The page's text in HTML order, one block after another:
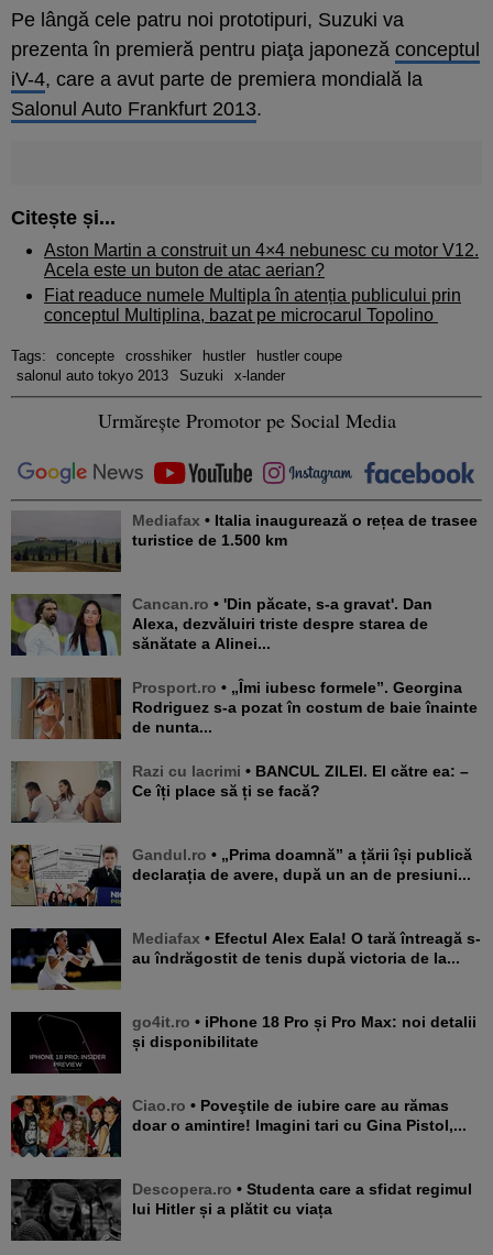
Pe lângă cele patru noi prototipuri, Suzuki va
prezenta în premieră pentru piaţa japoneză conceptul
iV-4, care a avut parte de premiera mondială la
Salonul Auto Frankfurt 2013.
Citește și...
Aston Martin a construit un 4×4 nebunesc cu motor V12.
Acela este un buton de atac aerian?
Fiat readuce numele Multipla în atenția publicului prin
conceptul Multiplina, bazat pe microcarul Topolino
Tags: concepte crosshiker hustler
hustler coupe
salonul auto tokyo 2013
Suzuki x-lander
Urmărește Promotor pe Social Media
Mediafax • Italia inaugurează o rețea de trasee
turistice de 1.500 km
Cancan.ro • 'Din păcate, s-a gravat'. Dan
Alexa, dezvăluiri triste despre starea de
sănătate a Alinei...
Prosport.ro • „Îmi iubesc formele”. Georgina
Rodriguez s-a pozat în costum de baie înainte
de nunta...
Razi cu lacrimi • BANCUL ZILEI. El către ea: –
Ce îți place să ți se facă?
Gandul.ro • „Prima doamnă” a țării își publică
declarația de avere, după un an de presiuni...
Mediafax • Efectul Alex Eala! O tară întreagă s-
au îndrăgostit de tenis după victoria de la...
go4it.ro • iPhone 18 Pro și Pro Max: noi detalii
și disponibilitate
Ciao.ro • Poveştile de iubire care au rămas
doar o amintire! Imagini tari cu Gina Pistol,...
Descopera.ro • Studenta care a sfidat regimul
lui Hitler și a plătit cu viața